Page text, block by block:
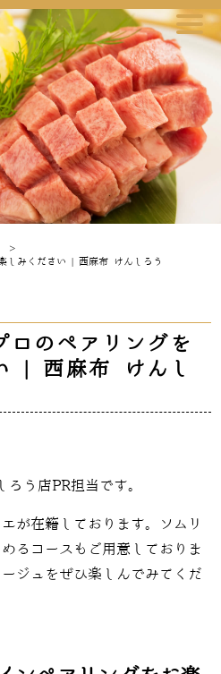
>
しみください | 西麻布 けんしろう
ロのペアリングを
| 西麻布 けんし
う店PR担当です。
が在籍しております。ソムリ
るコースもご用意しておりま
ジュをぜひ楽しんでみてくだ